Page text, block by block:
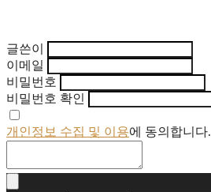
글쓴이
이메일
비밀번호
비밀번호 확인
개인정보 수집 및 이용에 동의합니다.